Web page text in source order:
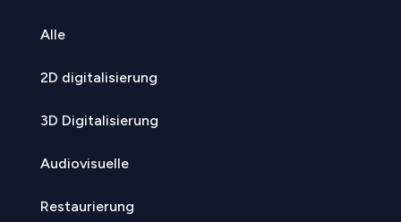
Alle
2D digitalisierung
3D Digitalisierung
Audiovisuelle
Restaurierung